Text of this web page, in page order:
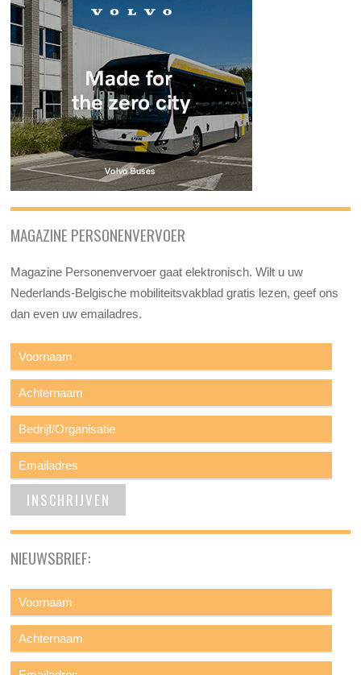
MAGAZINE PERSONENVERVOER
Magazine Personenvervoer gaat elektronisch. Wilt u uw
Nederlands-Belgische mobiliteitsvakblad gratis lezen, geef ons
dan even uw emailadres.
NIEUWSBRIEF: